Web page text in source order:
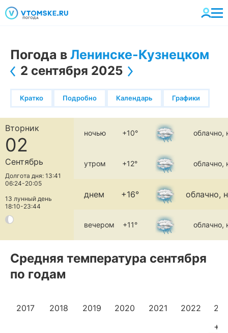
Погода в Ленинске-Кузнецком
2 сентября 2025
Кратко Подробно Календарь Графики
Вторник
02
Сентябрь
Долгота дня: 13:41
06:24-20:05
13 лунный день
18:10-23:44
ночью +10° облачно,
утром +12° облачно,
днем +16° облачно,
вечером +11° облачно,
Средняя температура сентября
по годам
2017 2018 2019 2020 2021 2022